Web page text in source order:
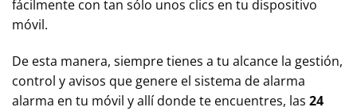
fácilmente con tan sólo unos clics en tu dispositivo
móvil.
De esta manera, siempre tienes a tu alcance la gestión,
control y avisos que genere el sistema de alarma
alarma en tu móvil y allí donde te encuentres, las 24